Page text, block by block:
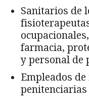
Sanitarios de
farmacia,
y personal de
Empleados
penitenciarias